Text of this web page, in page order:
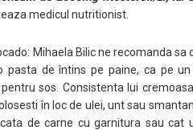
medicul nutritionist.
Mihaela Bilic ne recomanda sa
pasta de întins pe paine, ca pe
sos. Consistenta lui
în loc de ulei, unt sau
de carne cu garnitura sau cat